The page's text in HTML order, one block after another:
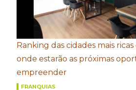
Ranking das cidades mais
onde estarão as próximas
empreender
FRANQUIAS